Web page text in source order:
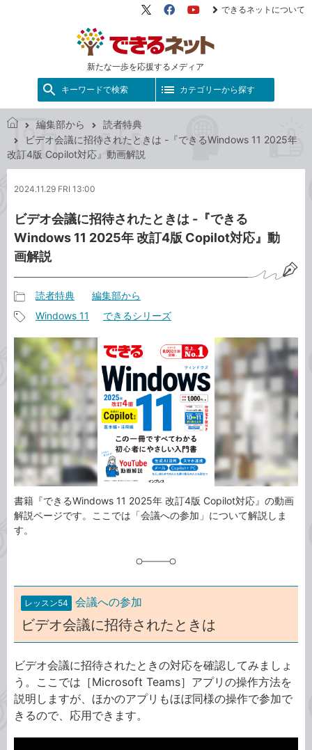
新たな一歩を応援するメディア
X（旧
FacebookYouTube
できるネットについて
キーワードで検索 カテゴリーから探す
で
き
ッ
編集部から
読者特典
ビデオ会議に招待されたときは -『できるWindows 11 2025年
改訂4版 Copilot対応』動画解説
2024.11.29 FRI 13:00
ビデオ会議に招待されたときは -『できる
Windows 11 2025年 改訂4版 Copilot対応』動
画解説
事
カ
テ
ゴ
リ
読者特典 編集部から
事
タ
グ
Windows 11 できるシリーズ
書籍『できるWindows 11 2025年 改訂4版 Copilot対応』の動画
解説ページです。ここでは「会議への参加」について解説しま
す。
レッスン54 会議への参加
ビデオ会議に招待されたときは
ビデオ会議に招待されたときの対応を確認してみましょ
う。ここでは［Microsoft Teams］アプリの操作方法を
説明しますが、ほかのアプリもほぼ同様の操作で参加で
きるので、応用できます。